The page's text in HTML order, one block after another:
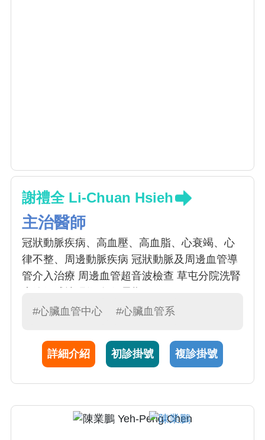
謝禮全 Li-Chuan Hsieh
主治醫師
冠狀動脈疾病、高血壓、高血脂、心衰竭、心
律不整、周邊動脈疾病 冠狀動脈及周邊血管導
管介入治療 周邊血管超音波檢查 草屯分院洗腎
#心臟血管中心
#心臟血管系
詳細介紹 初診掛號 複診掛號